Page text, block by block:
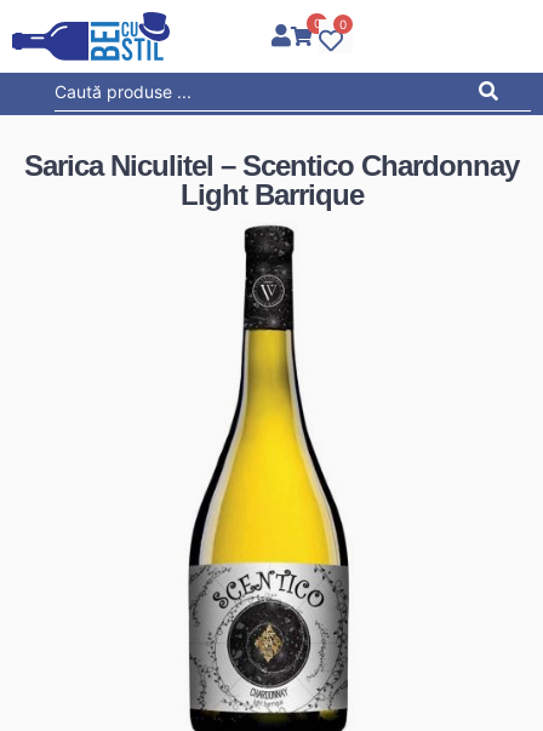
0 0
Sarica Niculitel – Scentico Chardonnay
Light Barrique